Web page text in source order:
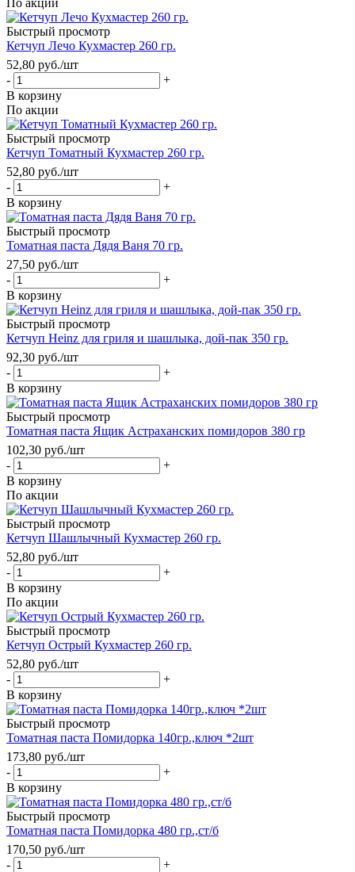
Быстрый просмотр
Кетчуп Лечо Кухмастер 260 гр.
52,80 руб./шт
-
+
В корзину
По акции
Быстрый просмотр
Кетчуп Томатный Кухмастер 260 гр.
52,80 руб./шт
-
+
В корзину
Быстрый просмотр
Томатная паста Дядя Ваня 70 гр.
27,50 руб./шт
-
+
В корзину
Быстрый просмотр
Кетчуп Heinz для гриля и шашлыка, дой-пак 350 гр.
92,30 руб./шт
-
+
В корзину
Быстрый просмотр
Томатная паста Ящик Астраханских помидоров 380 гр
102,30 руб./шт
-
+
В корзину
По акции
Быстрый просмотр
Кетчуп Шашлычный Кухмастер 260 гр.
52,80 руб./шт
-
+
В корзину
По акции
Быстрый просмотр
Кетчуп Острый Кухмастер 260 гр.
52,80 руб./шт
-
+
В корзину
Быстрый просмотр
Томатная паста Помидорка 140гр.,ключ *2шт
173,80 руб./шт
-
+
В корзину
Быстрый просмотр
Томатная паста Помидорка 480 гр.,ст/б
170,50 руб./шт
-
+